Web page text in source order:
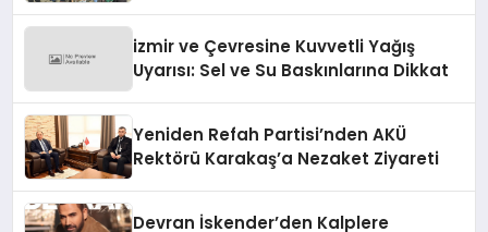
izmir ve Çevresine Kuvvetli Yağış
Uyarısı: Sel ve Su Baskınlarına Dikkat
Yeniden Refah Partisi’nden AKÜ
Rektörü Karakaş’a Nezaket Ziyareti
Devran İskender’den Kalplere